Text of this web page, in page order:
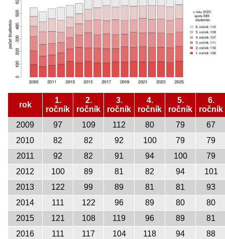
rok
1.
ročník
2.
ročník
3.
ročník
4.
ročník
5.
ročník
6.
ročník
2009
97 109 112 80 79
67
2010
82 82 92 100 79
79
2011
92 82 91 94 100
79
2012
100 89 81 82 94
101
2013
122 99 89 81 81
93
2014
111 122 96 89 80
80
2015
121 108 119 96 89
81
2016
111 117 104 118 94
88